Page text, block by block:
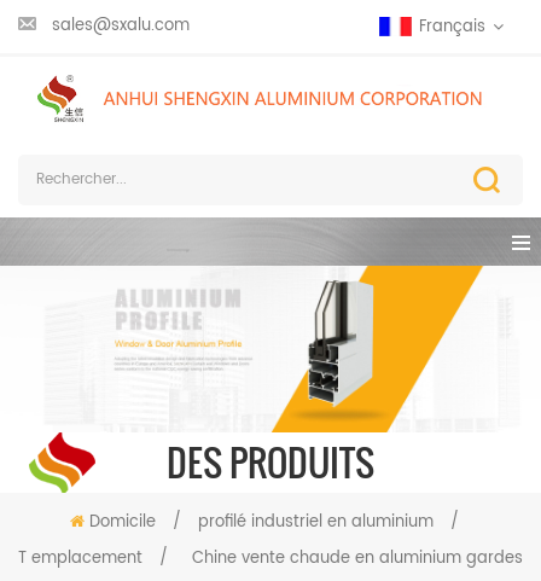
sales@sxalu.com Français
DES PRODUITS
Domicile / profilé industriel en aluminium
/
T emplacement
/
Chine vente chaude en aluminium gardes